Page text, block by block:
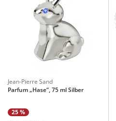
Jean-Pierre Sand
Parfum „Hase“, 75 ml Silber
25 %